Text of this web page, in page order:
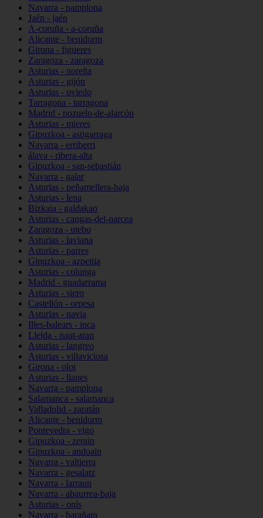
Navarra - pamplona
Jaén - jaén
A-coruña - a-coruña
Alicante - benidorm
Girona - figueres
Zaragoza - zaragoza
Asturias - noreña
Asturias - gijón
Asturias - oviedo
Tarragona - tarragona
Madrid - pozuelo-de-alarcón
Asturias - mieres
Gipuzkoa - astigarraga
Navarra - erriberri
álava - ribera-alta
Gipuzkoa - san-sebastián
Navarra - galar
Asturias - peñamellera-baja
Asturias - lena
Bizkaia - galdakao
Asturias - cangas-del-narcea
Zaragoza - utebo
Asturias - laviana
Asturias - parres
Gipuzkoa - azpeitia
Asturias - colunga
Madrid - guadarrama
Asturias - siero
Castellón - orpesa
Asturias - navia
Illes-balears - inca
Lleida - naut-aran
Asturias - langreo
Asturias - villaviciosa
Girona - olot
Asturias - llanes
Navarra - pamplona
Salamanca - salamanca
Valladolid - zaratán
Alicante - benidorm
Pontevedra - vigo
Gipuzkoa - zerain
Gipuzkoa - andoain
Navarra - valtierra
Navarra - gesalatz
Navarra - larraun
Navarra - abaurrea-baja
Asturias - onís
Navarra - barañain